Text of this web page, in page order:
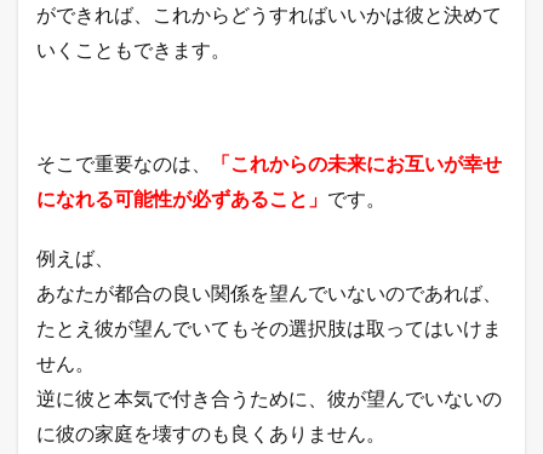
ができれば、これからどうすればいいかは彼と決めて
いくこともできます。
そこで重要なのは、
「これからの未来にお互いが幸せ
になれる可能性が必ずあること」 です。
例えば、
あなたが都合の良い関係を望んでいないのであれば、
たとえ彼が望んでいてもその選択肢は取ってはいけま
せん。
逆に彼と本気で付き合うために、彼が望んでいないの
に彼の家庭を壊すのも良くありません。